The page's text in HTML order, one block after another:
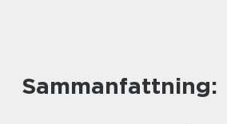
Sammanfattning: